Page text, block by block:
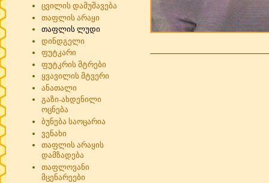
ცვილის დამუშავება
თაფლის არაყი
თაფლის ლუდი
დინდგელი
ფუტკარი
ფუტკრის მტრები
ყვავილის მტვერი
ანათალი
გაზი-ახდენილი
ოცნება
ბუნება საოცარია
ვენახი
თაფლის არაყის
დამზადება
თაფლოვანი
მცენარეები